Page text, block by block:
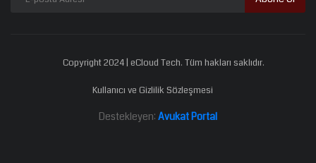
Copyright 2024 | eCloud Tech. Tüm hakları saklıdır.
Kullanıcı ve Gizlilik Sözleşmesi
Destekleyen: Avukat Portal